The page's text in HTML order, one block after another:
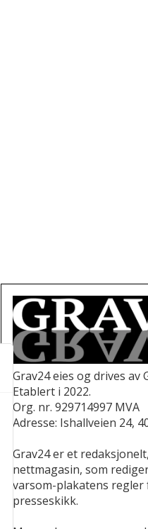
Grav24 eies og drives av
Etablert i 2022.
Org. nr. 929714997 MVA
Adresse: Ishallveien 24,
Grav24 er et
nettmagasin, som
varsom-plakatens regler
presseskikk.